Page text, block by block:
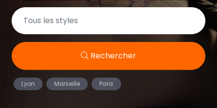
Rechercher
Lyon Marseille Paris